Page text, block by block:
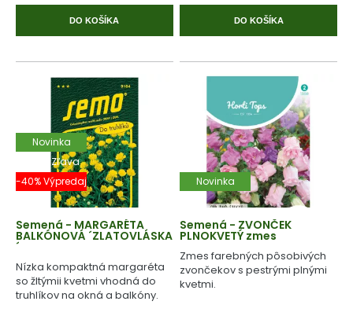
DO KOŠÍKA DO KOŠÍKA
Novinka
-40% Zľava
-40% Výpredaj
Semená - MARGARÉTA
BALKÓNOVÁ ´ZLATOVLÁSKA
´
Nízka kompaktná margaréta
so žltýmii kvetmi vhodná do
truhlíkov na okná a balkóny.
Novinka
Semená - ZVONČEK
PLNOKVETÝ zmes
Zmes farebných pôsobivých
zvončekov s pestrými plnými
kvetmi.